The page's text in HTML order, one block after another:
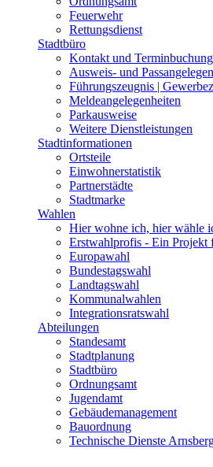
Feuerwehr
Rettungsdienst
Stadtbüro
Kontakt und Terminbuchung
Ausweis- und
Führungszeugnis |
Meldeangelegenheiten
Parkausweise
Weitere Dienstleistungen
Stadtinformationen
Ortsteile
Einwohnerstatistik
Partnerstädte
Stadtmarke
Wahlen
Hier wohne ich, hier wähle
Erstwahlprofis - Ein Projekt
Europawahl
Bundestagswahl
Landtagswahl
Kommunalwahlen
Integrationsratswahl
Abteilungen
Standesamt
Stadtplanung
Stadtbüro
Ordnungsamt
Jugendamt
Gebäudemanagement
Bauordnung
Technische Dienste